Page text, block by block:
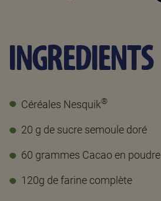
INGREDIENTS
Céréales Nesquik®
20 g de sucre semoule doré
60 grammes Cacao en poudre
120g de farine complète